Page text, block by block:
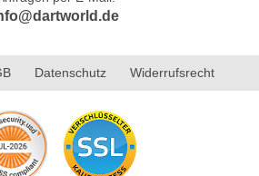
Datenschutz Widerrufsrecht